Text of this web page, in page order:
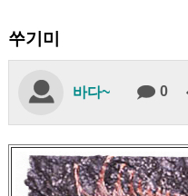
쑤기미
바다~ 0